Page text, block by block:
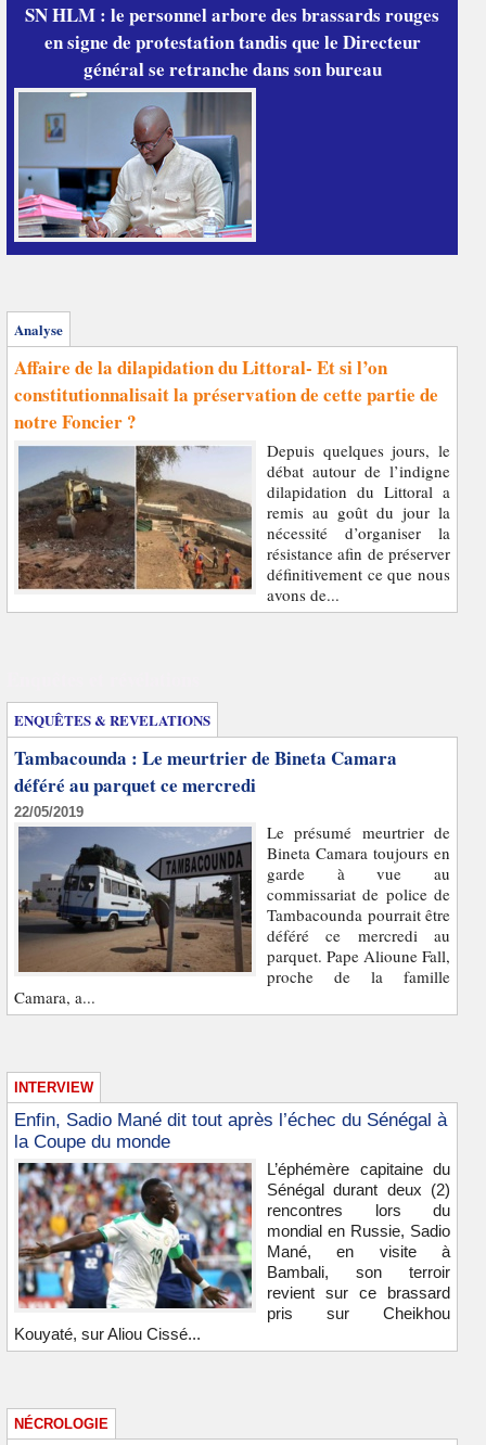
SN HLM : le personnel arbore des brassards rouges
en signe de protestation tandis que le Directeur
général se retranche dans son bureau
Analyse
Affaire de la dilapidation du Littoral- Et si l’on
constitutionnalisait la préservation de cette partie de
notre Foncier ?
Depuis quelques jours, le
débat autour de l’indigne
dilapidation du Littoral a
remis au goût du jour la
nécessité d’organiser la
résistance afin de préserver
définitivement ce que nous
avons de...
ENQUÊTES & REVELATIONS
Tambacounda : Le meurtrier de Bineta Camara
déféré au parquet ce mercredi
22/05/2019
Le présumé meurtrier de
Bineta Camara toujours en
garde à vue au
commissariat de police de
Tambacounda pourrait être
déféré ce mercredi au
parquet. Pape Alioune Fall,
proche de la famille
Camara, a...
INTERVIEW
Enfin, Sadio Mané dit tout après l’échec du Sénégal à
la Coupe du monde
L’éphémère capitaine du
Sénégal durant deux (2)
rencontres lors du
mondial en Russie, Sadio
Mané, en visite à
Bambali, son terroir
revient sur ce brassard
pris sur Cheikhou
Kouyaté, sur Aliou Cissé...
NÉCROLOGIE